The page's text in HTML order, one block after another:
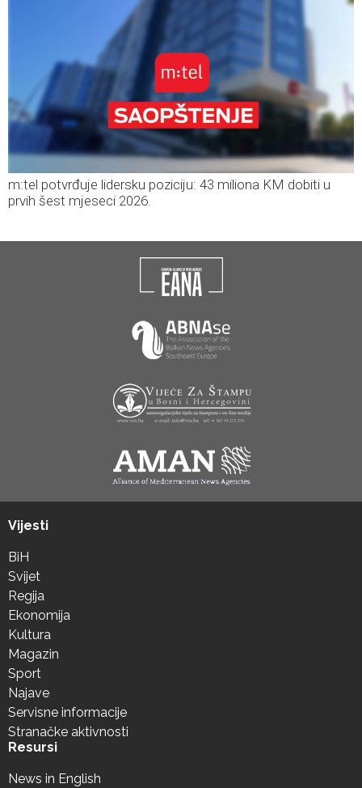
m:tel potvrđuje lidersku poziciju: 43 miliona KM dobiti u
prvih šest mjeseci 2026.
Vijesti
BiH
Svijet
Regija
Ekonomija
Kultura
Magazin
Sport
Najave
Servisne informacije
Stranačke aktivnosti
Resursi
News in English